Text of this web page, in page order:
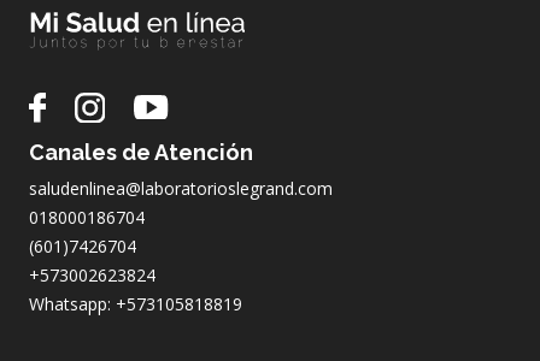
Canales de Atención
saludenlinea@laboratorioslegrand.com
018000186704
(601)7426704
+573002623824
Whatsapp: +573105818819